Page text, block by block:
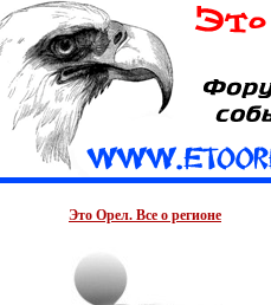
Это Орел. Все о регионе